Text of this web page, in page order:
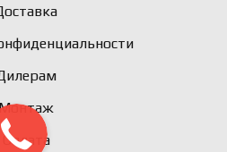
Оплата